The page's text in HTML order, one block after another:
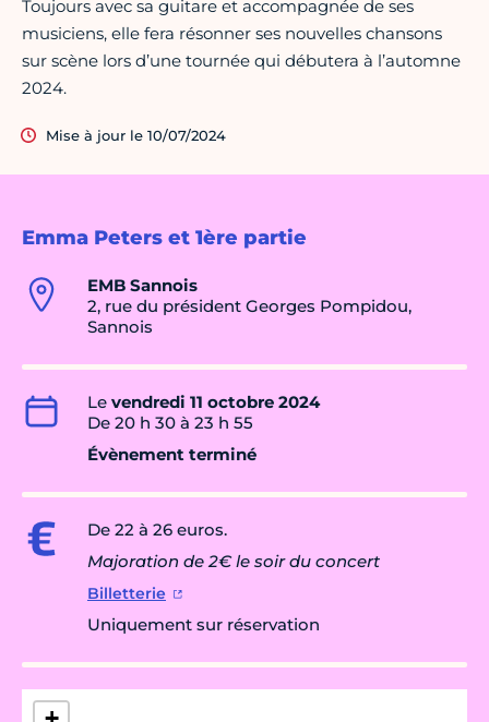
Emma Peters et 1ère partie
EMB Sannois
2, rue du président Georges Pompidou,
Sannois
Le vendredi 11 octobre 2024
De 20 h 30 à 23 h 55
Évènement terminé
De 22 à 26 euros.
Majoration de 2€ le soir du concert
Billetterie
Uniquement sur réservation
Toujours avec sa guitare et accompagnée de ses
musiciens, elle fera résonner ses nouvelles chansons
sur scène lors d’une tournée qui débutera à l’automne
2024.
Mise à jour le 10/07/2024